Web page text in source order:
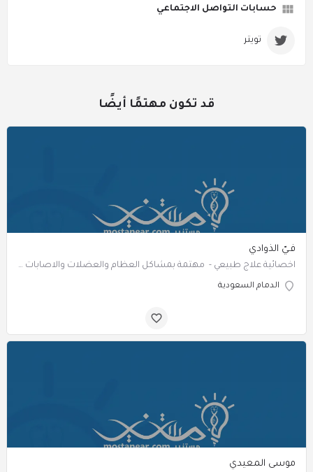
حسابات التواصل الاجتماعي
تويتر
قد تكون مهتمًا أيضًا
فـيّ الذوادي
‏‏‏‏‏‏اخصائية علاج طبيعي - مهتمة بمشاكل العظام والعضلات والاصابات الرياضية
الدمام السعودية
موسى المعيدي